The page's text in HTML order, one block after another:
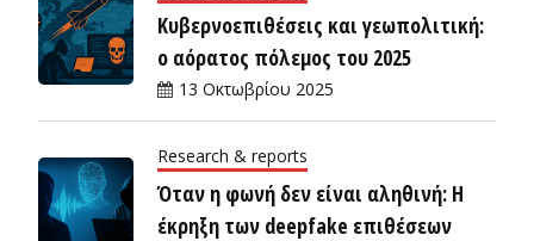
Κυβερνοεπιθέσεις και γεωπολιτική:
ο αόρατος πόλεμος του 2025
13 Οκτωβρίου 2025
Research & reports
Όταν η φωνή δεν είναι αληθινή: Η
έκρηξη των deepfake επιθέσεων